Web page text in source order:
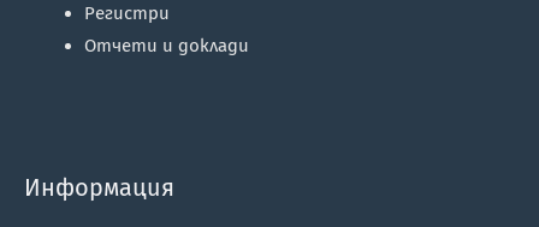
Регистри
Отчети и доклади
Информация